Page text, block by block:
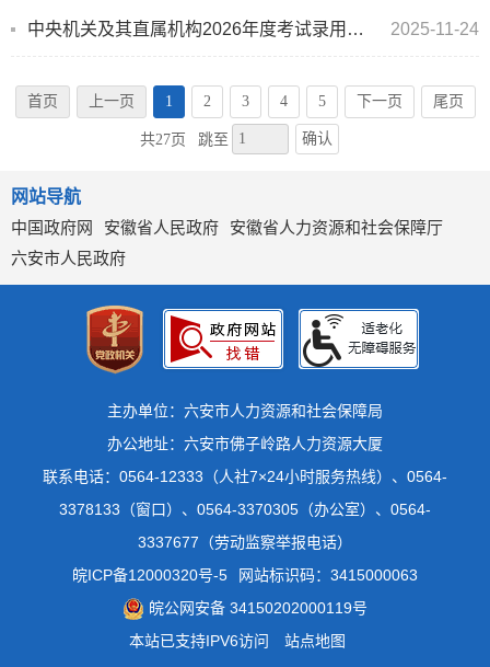
中央机关及其直属机构2026年度考试录用公务员笔试安徽（六安）考区温馨提示 2025-11-24
首页 上一页 1 2 3 4 5 下一页 尾页
共27页 跳至 确认
网站导航
中国政府网
安徽省人民政府
安徽省人力资源和社会保障厅
六安市人民政府
主办单位：六安市人力资源和社会保障局
办公地址：六安市佛子岭路人力资源大厦
联系电话：0564-12333（人社7×24小时服务热线）、0564-
3378133（窗口）、0564-3370305（办公室）、0564-
3337677（劳动监察举报电话）
皖ICP备12000320号-5
网站标识码：3415000063
皖公网安备 34150202000119号
本站已支持IPV6访问
站点地图